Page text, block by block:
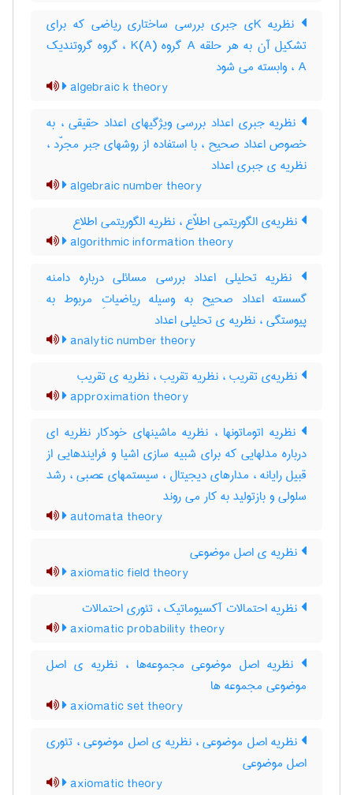
نظریه Kی جبری بررسی ساختاری ریاضی که برای
تشکیل آن به هر حلقه A گروه K(A) ، گروه گروتندیک
A ، وابسته می شود
algebraic k theory
نظریه جبری اعداد بررسی ویژگیهای اعداد حقیقی ، به
خصوص اعداد صحیح ، با استفاده از روشهای جبر مجرّد ،
نظریه ی جبری اعداد
algebraic number theory
نظریه‌ی الگوریتمی اطلاّع ، نظریه الگوریتمی اطلاع
algorithmic information theory
نظریه تحلیلی اعداد بررسی مسائلی درباره دامنه
گسسته اعداد صحیح به وسیله ریاضیاتِ مربوط به
پیوستگی ، نظریه ی تحلیلی اعداد
analytic number theory
نظریه‌ی تقریب ، نظریه تقریب ، نظریه ی تقریب
approximation theory
نظریه اتوماتونها ، نظریه ماشینهای خودکار نظریه ای
درباره مدلهایی که برای شبیه سازی اشیا و فرایندهایی از
قبیل رایانه ، مدارهای دیجیتال ، سیستمهای عصبی ، رشد
سلولی و بازتولید به کار می روند
automata theory
نظریه ی اصل موضوعی
axiomatic field theory
نظریه احتمالات آکسیوماتیک ، تئوری احتمالات
axiomatic probability theory
نظریه اصل موضوعی مجموعه‌ها ، نظریه ی اصل
موضوعی مجموعه ها
axiomatic set theory
نظریه اصل موضوعی ، نظریه ی اصل موضوعی ، تئوری
اصل موضوعی
axiomatic theory